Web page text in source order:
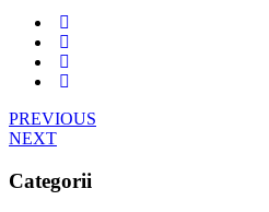
PREVIOUS
NEXT
Categorii